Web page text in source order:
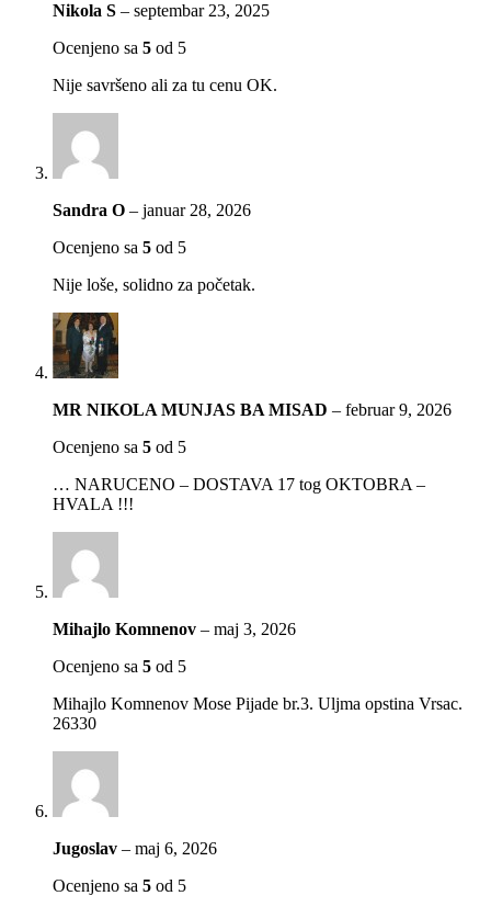
Nikola S – septembar 23, 2025
Ocenjeno sa 5 od 5
Nije savršeno ali za tu cenu OK.
Sandra O – januar 28, 2026
Ocenjeno sa 5 od 5
Nije loše, solidno za početak.
MR NIKOLA MUNJAS BA MISAD – februar 9, 2026
Ocenjeno sa 5 od 5
… NARUCENO – DOSTAVA 17 tog OKTOBRA –
HVALA !!!
Mihajlo Komnenov – maj 3, 2026
Ocenjeno sa 5 od 5
Mihajlo Komnenov Mose Pijade br.3. Uljma opstina Vrsac.
26330
Jugoslav – maj 6, 2026
Ocenjeno sa 5 od 5